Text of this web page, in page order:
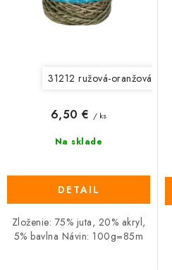
31212 ružová-oranžová
Na sklade
6,50 € / ks
DETAIL
Zloženie: 75% juta, 20% akryl,
5% bavlna Návin: 100g=85m